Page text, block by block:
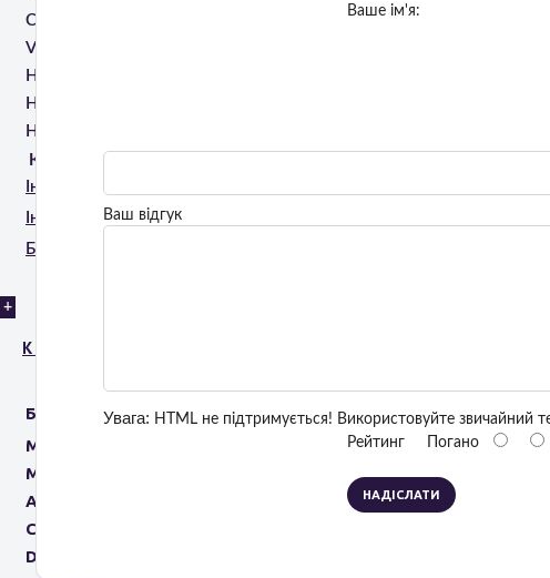
CRISTAL REVIVE
VENUS FIORA
HIRONIC ULTRA VERA
HIRONIC GENTLO
НАСАДКА ДО GENTLO RV | RF VAGITAL
КОСМЕЦЕВТИКА
Інтимні філери
Інтимна депігментуюча програма
Бустерні системи
+
Косметологу
БРЕНДИ
MESOESTETIC
M.A.D SKINCARE
AROSHA
CANTABRIA LABS
DR. KADIR
Ваше ім'я:
Ваш відгук
Увага: HTML не підтримується! Використовуйте звичайний
Рейтинг Погано
НАДІСЛАТИ